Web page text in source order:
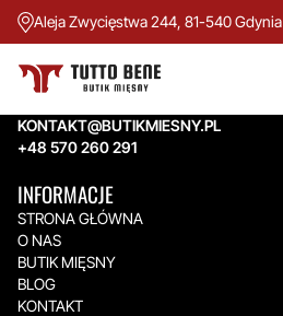
Aleja Zwycięstwa 244, 81-540 Gdynia
TUTTO BENE BUTIK MIĘSNY
Aleja Zwycięstwa 244,
KONTAKT@BUTIKMIESNY.PL
+48 570 260 291
INFORMACJE
STRONA GŁÓWNA
O NAS
BUTIK MIĘSNY
BLOG
KONTAKT